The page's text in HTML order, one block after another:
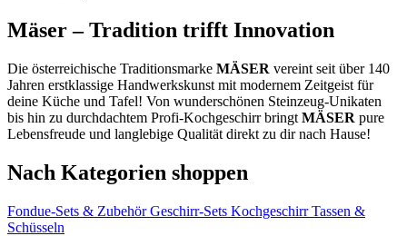
Mäser – Tradition trifft Innovation
Die österreichische Traditionsmarke MÄSER vereint seit über 140
Jahren erstklassige Handwerkskunst mit modernem Zeitgeist für
deine Küche und Tafel! Von wunderschönen Steinzeug-Unikaten
bis hin zu durchdachtem Profi-Kochgeschirr bringt MÄSER pure
Lebensfreude und langlebige Qualität direkt zu dir nach Hause!
Nach Kategorien shoppen
Fondue-Sets & Zubehör Geschirr-Sets Kochgeschirr Tassen &
Schüsseln